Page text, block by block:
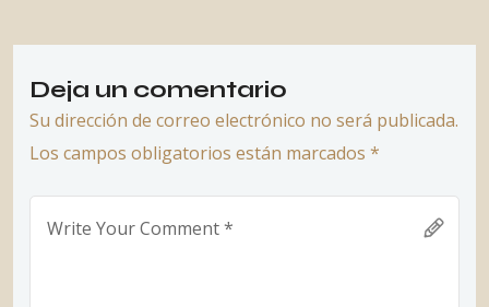
Deja un comentario
Su dirección de correo electrónico no será publicada.
Los campos obligatorios están marcados *